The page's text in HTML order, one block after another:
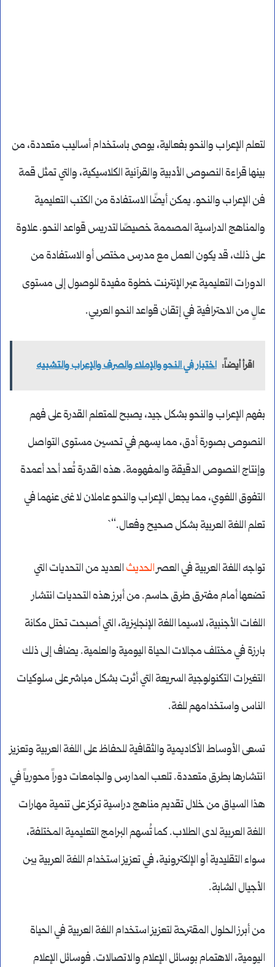
لتعلم الإعراب والنحو بفعالية، يوصى باستخدام أساليب متعددة، من
بينها قراءة النصوص الأدبية والقرآنية الكلاسيكية، والتي تمثل قمة
فن الإعراب والنحو. يمكن أيضًا الاستفادة من الكتب التعليمية
والمناهج الدراسية المصممة خصيصًا لتدريس قواعد النحو. علاوة
على ذلك، قد يكون العمل مع مدرس مختص أو الاستفادة من
الدورات التعليمية عبر الإنترنت خطوة مفيدة للوصول إلى مستوى
عالٍ من الاحترافية في إتقان قواعد النحو العربي.
اقرأ أيضاً: اختبار في النحو والإملاء والصرف والإعراب والتشبيه
بفهم الإعراب والنحو بشكل جيد، يصبح للمتعلم القدرة على فهم
النصوص بصورة أدق، مما يسهم في تحسين مستوى التواصل
وإنتاج النصوص الدقيقة والمفهومة. هذه القدرة تُعد أحد أعمدة
التفوق اللغوي، مما يجعل الإعراب والنحو عاملان لا غنى عنهما في
تعلم اللغة العربية بشكل صحيح وفعال.“`
تواجه اللغة العربية في العصرالحديث العديد من التحديات التي
تضعها أمام مفترق طرق حاسم. من أبرز هذه التحديات انتشار
اللغات الأجنبية، لاسيما اللغة الإنجليزية، التي أصبحت تحتل مكانة
بارزة في مختلف مجالات الحياة اليومية والعلمية. يضاف إلى ذلك
التغيرات التكنولوجية السريعة التي أثرت بشكل مباشر على سلوكيات
الناس واستخدامهم للغة.
تسعى الأوساط الأكاديمية والثقافية للحفاظ على اللغة العربية وتعزيز
انتشارها بطرق متعددة. تلعب المدارس والجامعات دوراً محورياً في
هذا السياق من خلال تقديم مناهج دراسية تركز على تنمية مهارات
اللغة العربية لدى الطلاب. كما تُسهم البرامج التعليمية المختلفة،
سواء التقليدية أو الإلكترونية، في تعزيز استخدام اللغة العربية بين
الأجيال الشابة.
من أبرز الحلول المقترحة لتعزيز استخدام اللغة العربية في الحياة
اليومية، الاهتمام بوسائل الإعلام والاتصالات. فوسائل الإعلام